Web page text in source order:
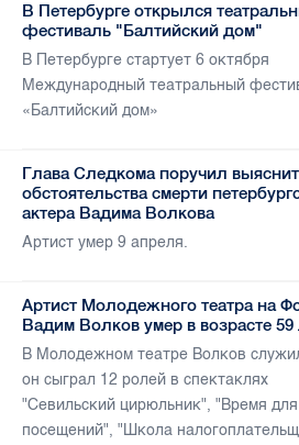
В Петербурге открылся
фестиваль "Балтийский дом"
В Петербурге стартует 6 октября
Международный театральный
«Балтийский дом»
Глава Следкома поручил
обстоятельства смерти
актера Вадима Волкова
Артист умер 9 апреля.
Артист Молодежного театра на
Вадим Волков умер в возрасте 59
В Молодежном театре Волков
он сыграл 12 ролей в спектаклях
"Севильский цирюльник", "Время для
посещений", "Школа